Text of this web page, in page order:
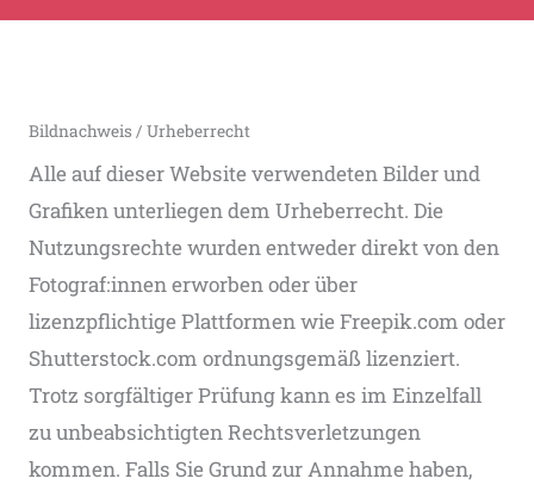
Bildnachweis / Urheberrecht
Alle auf dieser Website verwendeten Bilder und
Grafiken unterliegen dem Urheberrecht. Die
Nutzungsrechte wurden entweder direkt von den
Fotograf:innen erworben oder über
lizenzpflichtige Plattformen wie Freepik.com oder
Shutterstock.com ordnungsgemäß lizenziert.
Trotz sorgfältiger Prüfung kann es im Einzelfall
zu unbeabsichtigten Rechtsverletzungen
kommen. Falls Sie Grund zur Annahme haben,